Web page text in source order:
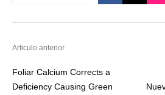
Articulo anterior
Foliar Calcium Corrects a
Deficiency Causing Green